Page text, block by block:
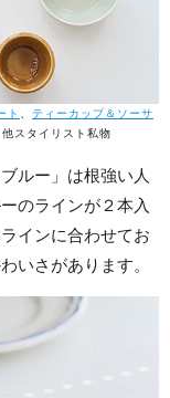
ト
ティーカップ＆ソーサ
他スタイリスト私物
ルー」は根強い人
のラインが２本入
インに合わせてお
いさがあります。